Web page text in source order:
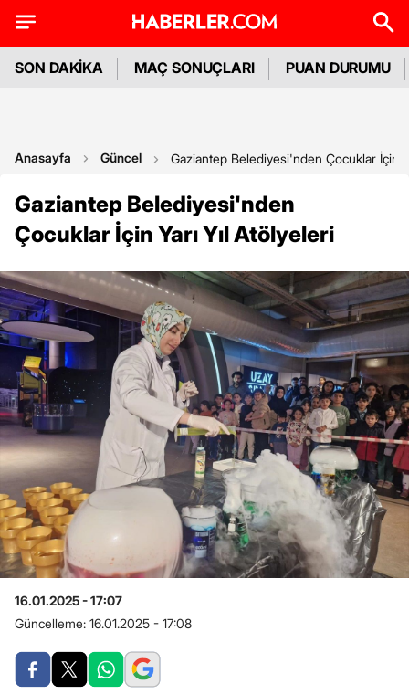
SON DAKİKA MAÇ SONUÇLARI PUAN DURUMU
Anasayfa Güncel Gaziantep Belediyesi'nden Çocuklar İçin
Gaziantep Belediyesi'nden
Çocuklar İçin Yarı Yıl Atölyeleri
16.01.2025 - 17:07
Güncelleme: 16.01.2025 - 17:08